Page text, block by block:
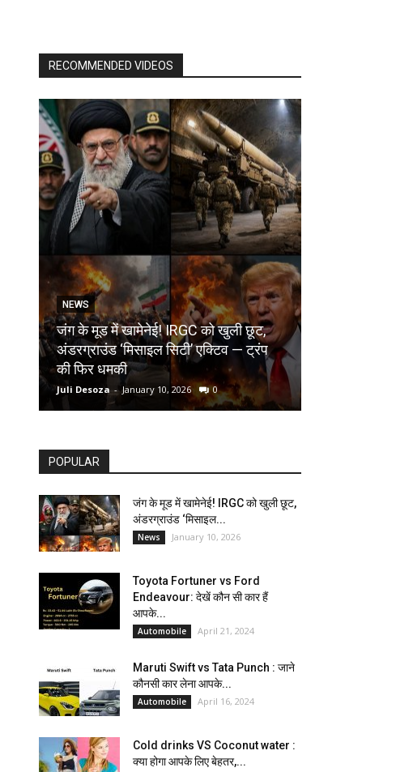
RECOMMENDED VIDEOS
NEWS
जंग के मूड में खामेनेई! IRGC को खुली छूट,
अंडरग्राउंड ‘मिसाइल सिटी’ एक्टिव — ट्रंप
की फिर धमकी
Juli Desoza - January 10, 2026 0
POPULAR
जंग के मूड में खामेनेई! IRGC को खुली छूट,
अंडरग्राउंड ‘मिसाइल...
News January 10, 2026
Toyota Fortuner vs Ford
Endeavour: देखें कौन सी कार हैं
आपके...
Automobile April 21, 2024
Maruti Swift vs Tata Punch : जाने
कौनसी कार लेना आपके...
Automobile April 16, 2024
Cold drinks VS Coconut water :
क्या होगा आपके लिए बेहतर,...